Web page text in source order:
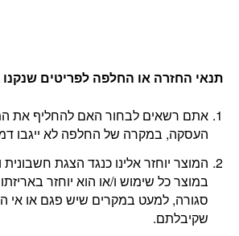
תנאי החזרה או החלפה לפריטים
אתם רשאים לבחור האם להחליף את
העסקה, במקרה של החלפה לא ייגבו
המוצר יוחזר אלינו כנגד הצגת
במוצר כל שימוש ו/או הוא יוחזר
סגורה, למעט במקרים שיש פגם או אי
שקיבלתם.